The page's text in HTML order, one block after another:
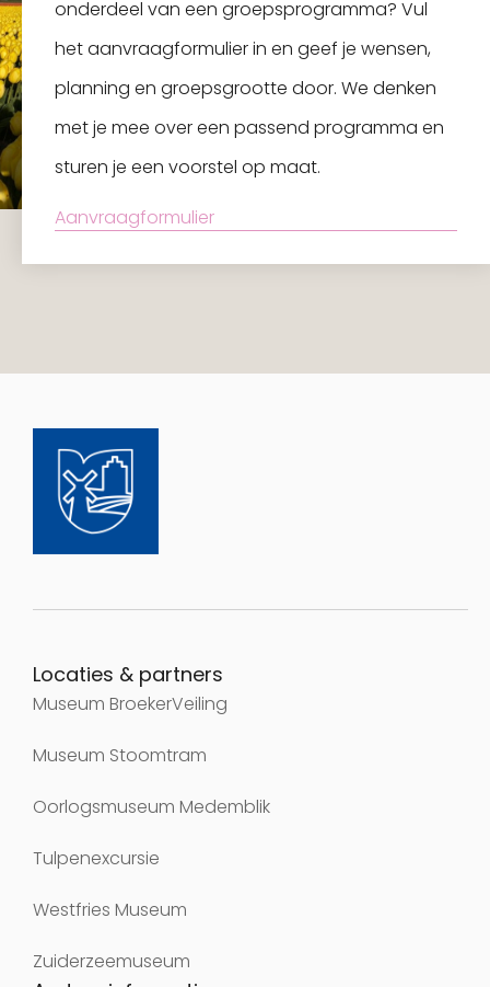
onderdeel van een groepsprogramma? Vul
het aanvraagformulier in en geef je wensen,
planning en groepsgrootte door. We denken
met je mee over een passend programma en
sturen je een voorstel op maat.
Aanvraagformulier
Locaties & partners
Museum BroekerVeiling
Museum Stoomtram
Oorlogsmuseum Medemblik
Tulpenexcursie
Westfries Museum
Zuiderzeemuseum